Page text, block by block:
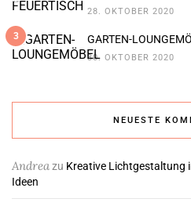
28. OKTOBER 2020
3 GARTEN-
30. OKTOBER 2020
NEUESTE
Andreazu Kreative Lichtgestaltung
Ideen